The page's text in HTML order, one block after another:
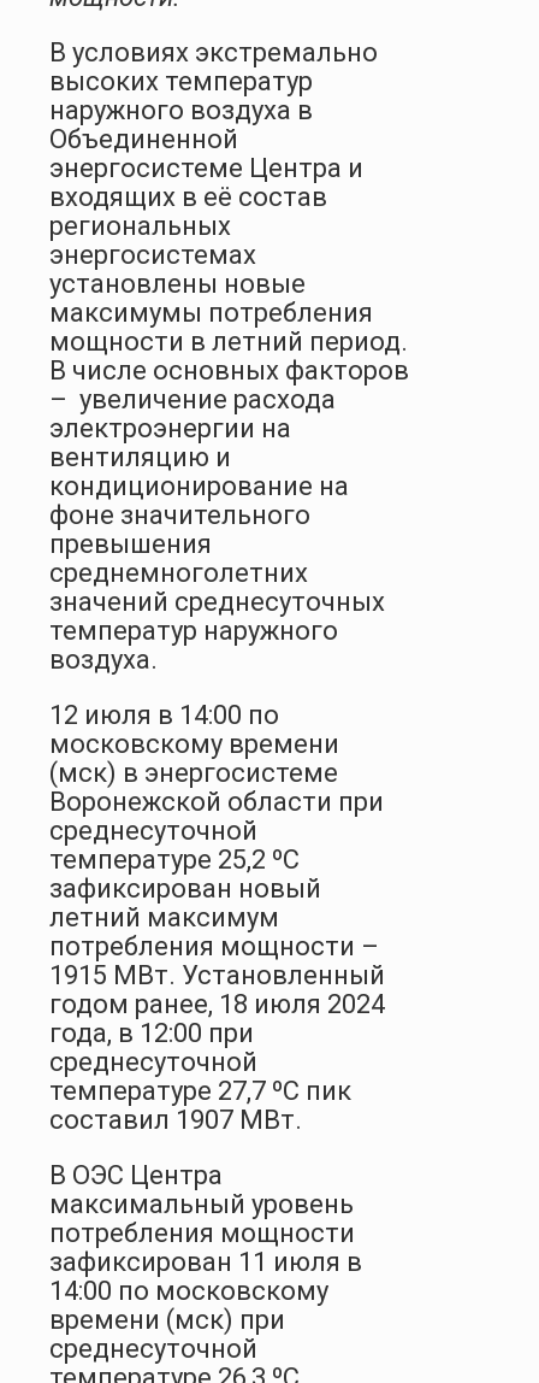
В условиях экстремально
высоких температур
наружного воздуха в
Объединенной
энергосистеме Центра и
входящих в её состав
региональных
энергосистемах
установлены новые
максимумы потребления
мощности в летний период.
В числе основных факторов
– увеличение расхода
электроэнергии на
вентиляцию и
кондиционирование на
фоне значительного
превышения
среднемноголетних
значений среднесуточных
температур наружного
воздуха.
12 июля в 14:00 по
московскому времени
(мск) в энергосистеме
Воронежской области при
среднесуточной
температуре 25,2 ºС
зафиксирован новый
летний максимум
потребления мощности –
1915 МВт. Установленный
годом ранее, 18 июля 2024
года, в 12:00 при
среднесуточной
температуре 27,7 ºС пик
составил 1907 МВт.
В ОЭС Центра
максимальный уровень
потребления мощности
зафиксирован 11 июля в
14:00 по московскому
времени (мск) при
среднесуточной